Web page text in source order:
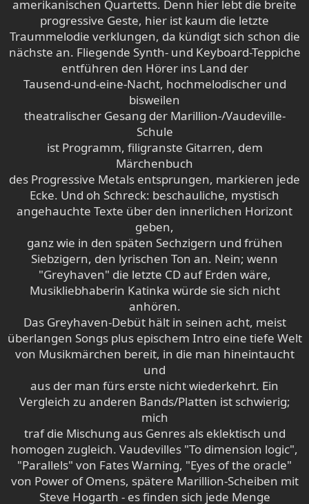
amerikanischen Quartetts. Denn hier lebt die breite
progressive Geste, hier ist kaum die letzte
Traummelodie verklungen, da kündigt sich schon die
nächste an. Fliegende Synth- und Keyboard-Teppiche
entführen den Hörer ins Land der
Tausend-und-eine-Nacht, hochmelodischer und
bisweilen
theatralischer Gesang der Marillion-/Vaudeville-
Schule
ist Programm, filigranste Gitarren, dem
Märchenbuch
des Progressive Metals entsprungen, markieren jede
Ecke. Und oh Schreck: beschauliche, mystisch
angehauchte Texte über den innerlichen Horizont
geben,
ganz wie in den späten Sechzigern und frühen
Siebzigern, den lyrischen Ton an. Nein; wenn
"Greyhaven" die letzte CD auf Erden wäre,
Musikliebhaberin Katinka würde sie sich nicht
anhören.
Das Greyhaven-Debüt hält in seinen acht, meist
überlangen Songs plus epischem Intro eine tiefe Welt
von Musikmärchen bereit, in die man hineintaucht
und
aus der man fürs erste nicht wiederkehrt. Ein
Vergleich zu anderen Bands/Platten ist schwierig;
mich
traf die Mischung aus Genres als eklektisch und
homogen zugleich. Vaudevilles "To dimension logic",
"Parallels" von Fates Warning, "Eyes of the oracle"
von Power of Omens, spätere Marillion-Scheiben mit
Steve Hogarth - es finden sich jede Menge